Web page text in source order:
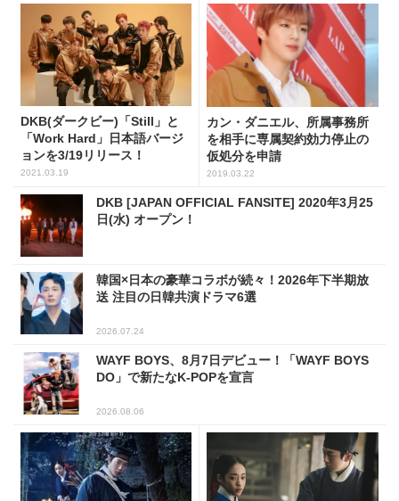
DKB(ダークビー)「Still」と
「Work Hard」日本語バージ
ョンを3/19リリース！
2021.03.19
カン・ダニエル、所属事務所
を相手に専属契約効力停止の
仮処分を申請
2019.03.22
DKB [JAPAN OFFICIAL FANSITE] 2020年3月25
日(水) オープン！
韓国×日本の豪華コラボが続々！2026年下半期放
送 注目の日韓共演ドラマ6選
2026.07.24
WAYF BOYS、8月7日デビュー！「WAYF BOYS
DO」で新たなK-POPを宣言
2026.08.06